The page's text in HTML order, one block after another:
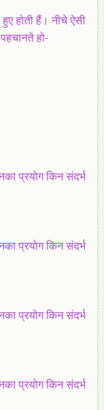
होती हैं। नीचे ऐसी
हो-
प्रयोग किन संदर्भ
प्रयोग किन संदर्भ
प्रयोग किन संदर्भ
प्रयोग किन संदर्भ